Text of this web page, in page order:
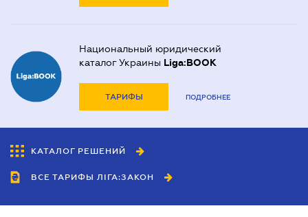
Национальный юридический
каталог Украины Liga:BOOK
ТАРИФЫ ПОДРОБНЕЕ
КАТАЛОГ РЕШЕНИЙ
ВСЕ ТАРИФЫ ЛІГА:ЗАКОН